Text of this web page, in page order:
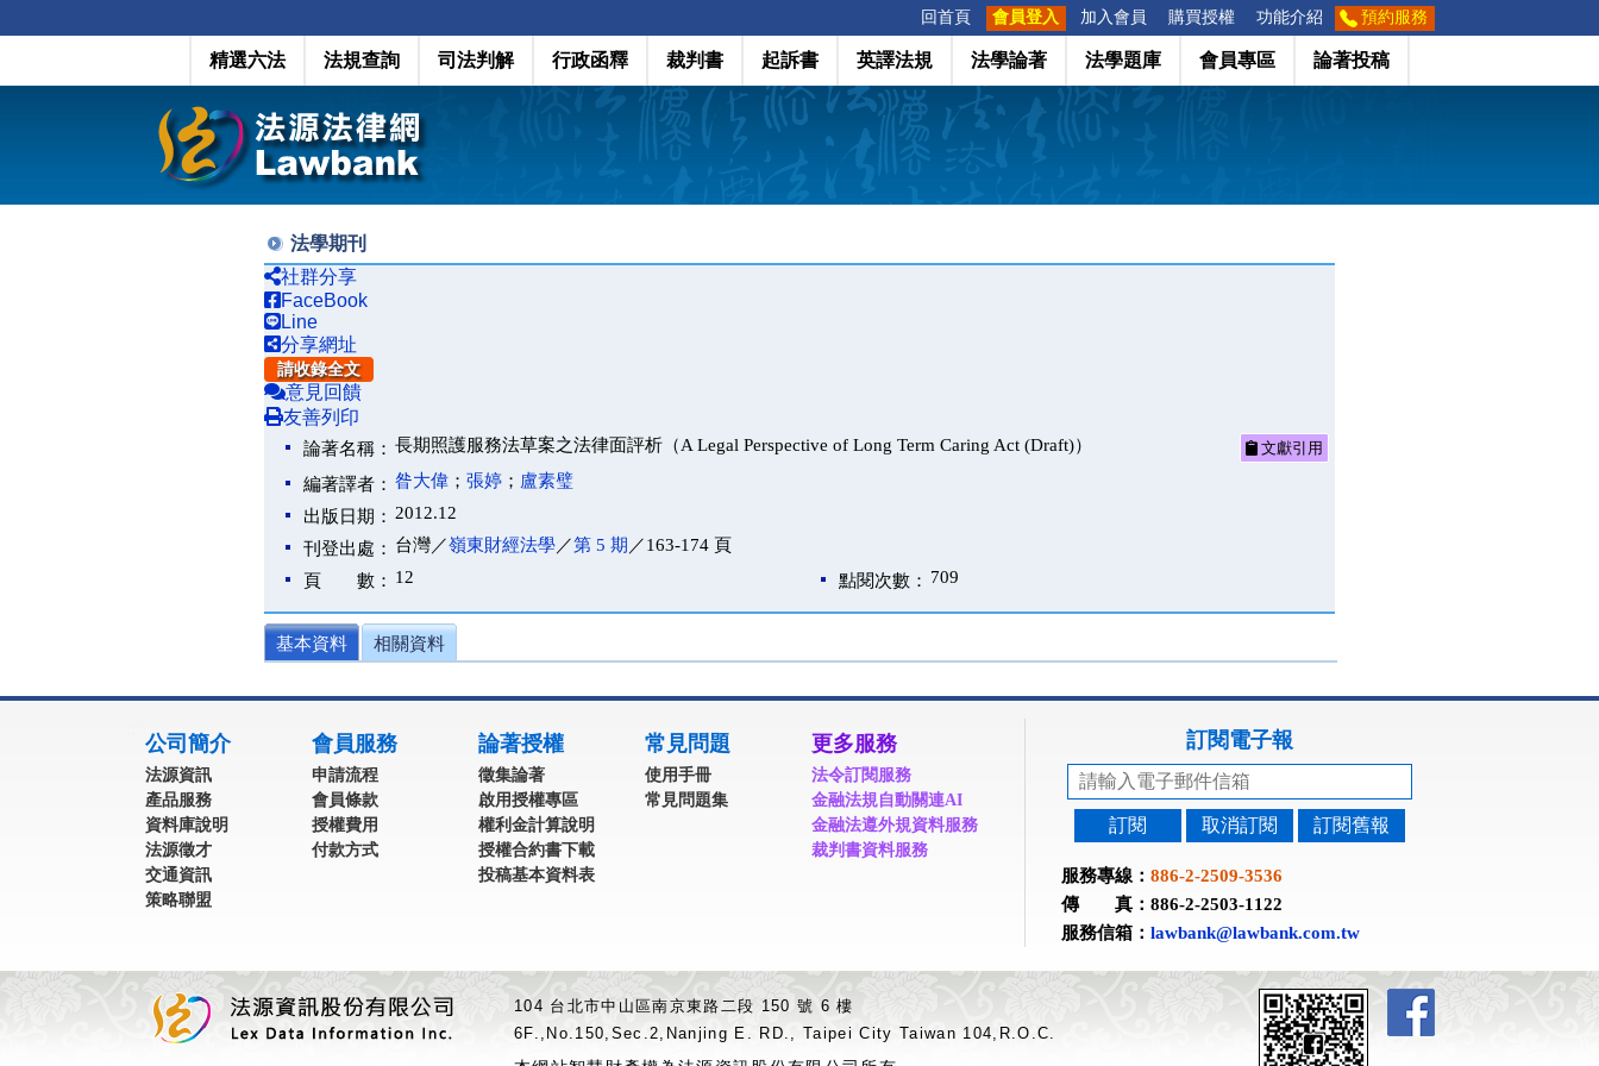
回首頁 會員登入 加入會員 購買授權 功能介紹 預約服務
精選六法 法規查詢 司法判解 行政函釋 裁判書 起訴書 英譯法規 法學論著 法學題庫 會員專區 論著投稿
法學期刊
社群分享
FaceBook
Line
分享網址
請收錄全文
意見回饋
友善列印
論著名稱： 長期照護服務法草案之法律面評析（A Legal Perspective of Long Term Caring Act (Draft)） 文獻引用
編著譯者： 昝大偉 ； 張婷 ； 盧素璧
出版日期： 2012.12
刊登出處： 台灣／嶺東財經法學／第 5 期 ／163-174 頁
頁 數： 12 點閱次數： 709
基本資料 相關資料
公司簡介
法源資訊
產品服務
資料庫說明
法源徵才
交通資訊
策略聯盟
會員服務
申請流程
會員條款
授權費用
付款方式
論著授權
徵集論著
啟用授權專區
權利金計算說明
授權合約書下載
投稿基本資料表
常見問題
使用手冊
常見問題集
更多服務
法令訂閱服務
金融法規自動關連AI
金融法遵外規資料服務
裁判書資料服務
訂閱電子報
訂閱 取消訂閱 訂閱舊報
服務專線： 886-2-2509-3536
傳 真：886-2-2503-1122
服務信箱： lawbank@lawbank.com.tw
104 台北市中山區南京東路二段 150 號 6 樓
6F.,No.150,Sec.2,Nanjing E. RD., Taipei City Taiwan 104,R.O.C.